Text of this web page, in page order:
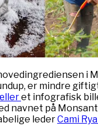
i
er mindre
et infografisk
navnet på
lederCami